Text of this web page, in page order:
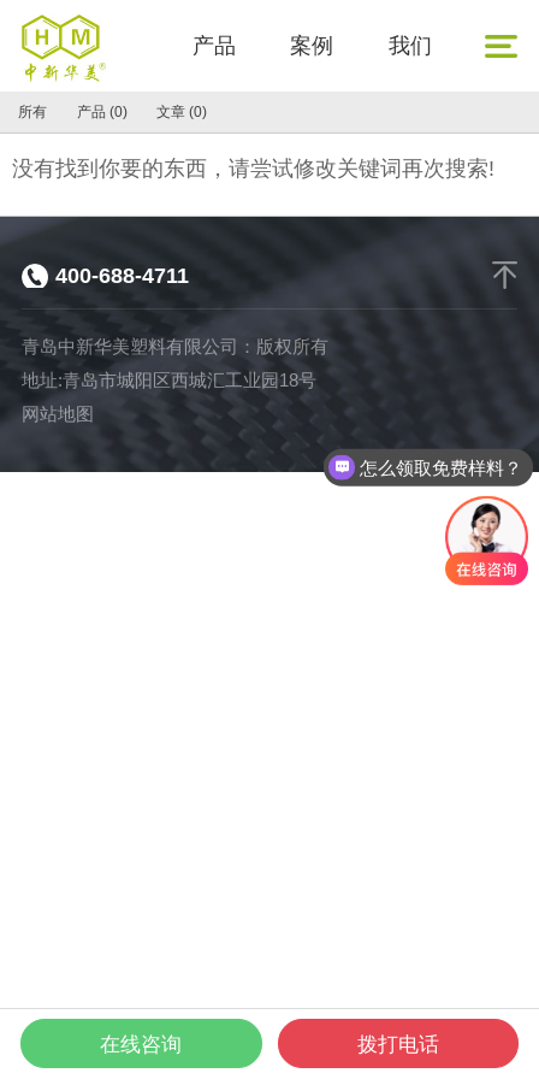
产品 案例 我们
所有 产品 (0) 文章 (0)
没有找到你要的东西，请尝试修改关键词再次搜索!
400-688-4711
青岛中新华美塑料有限公司：版权所有
地址:青岛市城阳区西城汇工业园18号
网站地图
免喷涂
塑料颗粒
电话咨询
怎么领取免费样料？
在线咨询 拨打电话